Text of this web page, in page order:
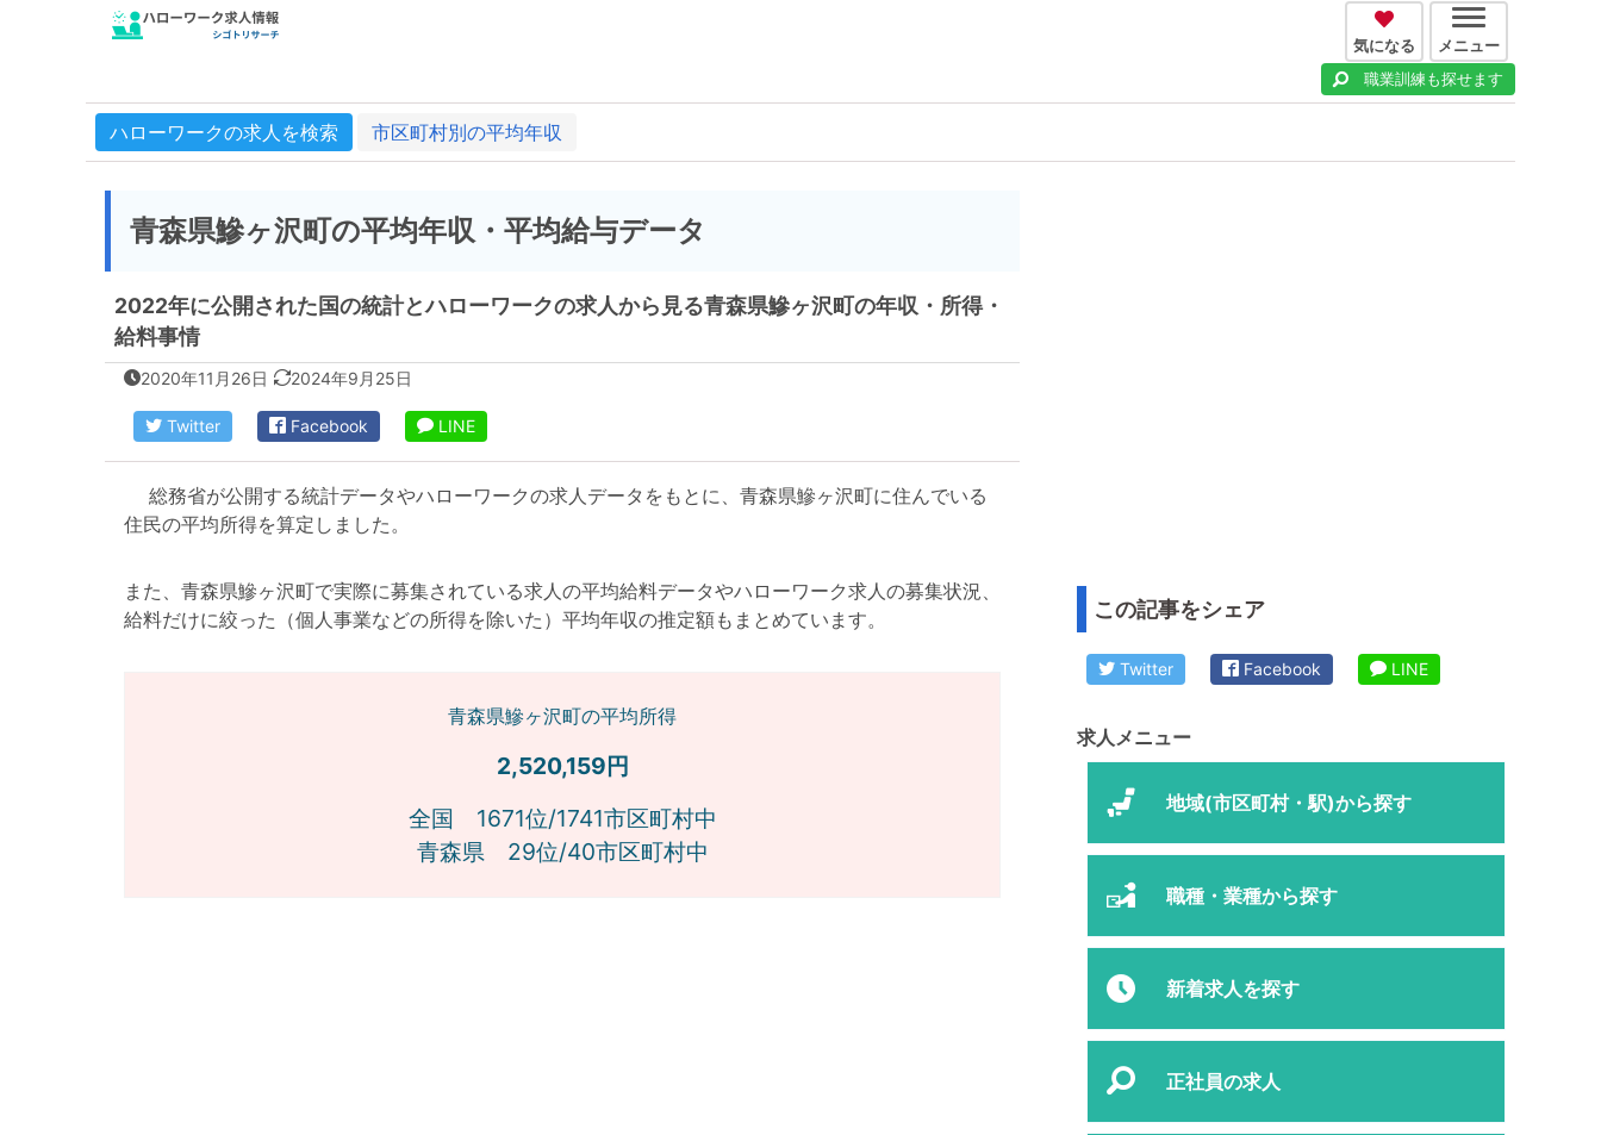
気になる メニュー
職業訓練も探せます
ハローワークの求人を検索 市区町村別の平均年収
青森県鰺ヶ沢町の平均年収・平均給与データ
2022年に公開された国の統計とハローワークの求人から見る青森県鰺ヶ沢町の年収・所得・
給料事情
2020年11月26日 2024年9月25日
Twitter Facebook LINE
総務省が公開する統計データやハローワークの求人データをもとに、青森県鰺ヶ沢町に住んでいる
住民の平均所得を算定しました。
また、青森県鰺ヶ沢町で実際に募集されている求人の平均給料データやハローワーク求人の募集状況、
給料だけに絞った（個人事業などの所得を除いた）平均年収の推定額もまとめています。
青森県鰺ヶ沢町の平均所得
2,520,159円
全国 1671位/1741市区町村中
青森県 29位/40市区町村中
この記事をシェア
Twitter Facebook LINE
求人メニュー
地域(市区町村・駅)から探す
職種・業種から探す
新着求人を探す
正社員の求人